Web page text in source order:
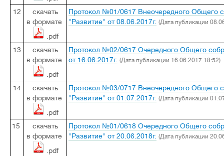
12
скачать
в формате
.pdf
Протокол №01/0617 Внеочередного
"Развитие" от 08.06.2017г. (Дата публикации
13
скачать
в формате
.pdf
Протокол №02/0617 Очередного Общего
от 16.06.2017г. (Дата публикации 16.06.2017 18:52)
14
скачать
в формате
.pdf
Протокол №03/0717 Внеочередного Общего
"Развитие" от 01.07.2017г. (Дата публикации
15
скачать
в формате
.pdf
Протокол №01/0618 Очередного Общего
"Развитие" от 20.06.2018г. (Дата публикации